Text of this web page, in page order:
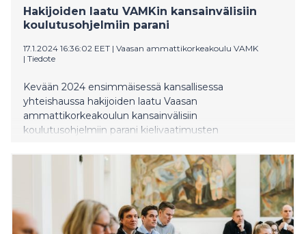
Hakijoiden laatu VAMKin kansainvälisiin
koulutusohjelmiin parani
17.1.2024 16:36:02 EET | Vaasan ammattikorkeakoulu VAMK
| Tiedote
Kevään 2024 ensimmäisessä kansallisessa
yhteishaussa hakijoiden laatu Vaasan
ammattikorkeakoulun kansainvälisiin
koulutusohjelmiin parani kielivaatimusten
ulkopuolisille opiskelijoille nousivat edellisvuoteen
verrattuna, oli VAMKin koulutusohjelmiin keskimäärin
45,66 hakijaa yhtä aloituspaikkaa kohden.